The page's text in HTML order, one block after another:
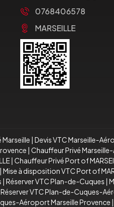
0768406578
MARSEILLE
| Devis VTC Marseille-
| Chauffeur Privé
| Chauffeur Privé Port of
| Mise à disposition VTC Port of
| Réserver VTC Plan-de-Cuques |
Réserver VTC Plan-de-Cuques-
Aéroport Marseille Provence |